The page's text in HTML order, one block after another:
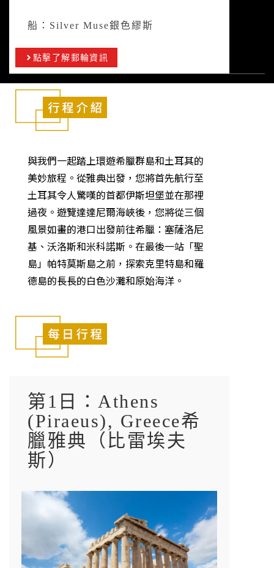
船：Silver Muse銀色繆斯
點擊了解郵輪資訊
與我們一起踏上環遊希臘群島和土耳其的
美妙旅程。從雅典出發，您將首先航行至
土耳其令人驚嘆的首都伊斯坦堡並在那裡
過夜。遊覽達達尼爾海峽後，您將從三個
風景如畫的港口出發前往希臘：塞薩洛尼
基、沃洛斯和米科諾斯。在最後一站「聖
島」帕特莫斯島之前，探索克里特島和羅
德島的長長的白色沙灘和原始海洋。
第1日：Athens
(Piraeus), Greece希
臘雅典（比雷埃夫
斯）